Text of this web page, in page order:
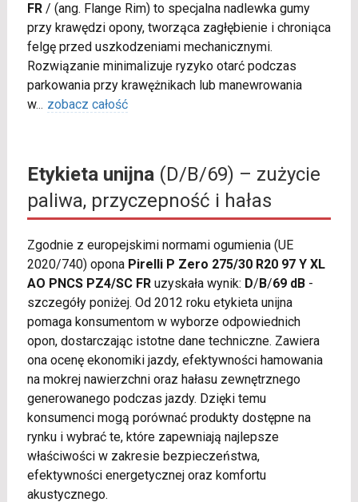
FR/ (ang. Flange Rim) to specjalna nadlewka gumy
przy krawędzi opony, tworząca zagłębienie i chroniąca
felgę przed uszkodzeniami mechanicznymi.
Rozwiązanie minimalizuje ryzyko otarć podczas
parkowania przy krawężnikach lub manewrowania
w... zobacz całość
Etykieta unijna(D/B/69) – zużycie
paliwa, przyczepność i hałas
Zgodnie z europejskimi normami ogumienia (UE
2020/740) opona Pirelli P Zero 275/30 R20 97 Y XL
AO PNCS PZ4/SC FRuzyskała wynik: D/ B/69 dB-
szczegóły poniżej. Od 2012 roku etykieta unijna
pomaga konsumentom w wyborze odpowiednich
opon, dostarczając istotne dane techniczne. Zawiera
ona ocenę ekonomiki jazdy, efektywności hamowania
na mokrej nawierzchni oraz hałasu zewnętrznego
generowanego podczas jazdy. Dzięki temu
konsumenci mogą porównać produkty dostępne na
rynku i wybrać te, które zapewniają najlepsze
właściwości w zakresie bezpieczeństwa,
efektywności energetycznej oraz komfortu
akustycznego.